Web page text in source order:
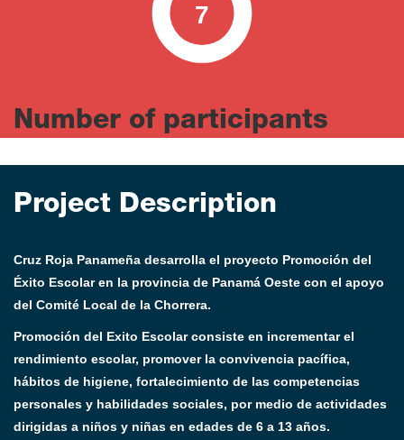
7
0 100
Number of participants
Project Description
Cruz Roja Panameña desarrolla el proyecto Promoción del
Éxito Escolar en la provincia de Panamá Oeste con el apoyo
del Comité Local de la Chorrera.
Promoción del Exito Escolar consiste en incrementar el
rendimiento escolar, promover la convivencia pacífica,
hábitos de higiene, fortalecimiento de las competencias
personales y habilidades sociales, por medio de actividades
dirigidas a niños y niñas en edades de 6 a 13 años.